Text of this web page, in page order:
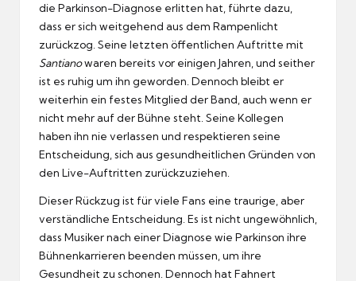
die Parkinson-Diagnose erlitten hat, führte dazu,
dass er sich weitgehend aus dem Rampenlicht
zurückzog. Seine letzten öffentlichen Auftritte mit
Santianowaren bereits vor einigen Jahren, und seither
ist es ruhig um ihn geworden. Dennoch bleibt er
weiterhin ein festes Mitglied der Band, auch wenn er
nicht mehr auf der Bühne steht. Seine Kollegen
haben ihn nie verlassen und respektieren seine
Entscheidung, sich aus gesundheitlichen Gründen von
den Live-Auftritten zurückzuziehen.
Dieser Rückzug ist für viele Fans eine traurige, aber
verständliche Entscheidung. Es ist nicht ungewöhnlich,
dass Musiker nach einer Diagnose wie Parkinson ihre
Bühnenkarrieren beenden müssen, um ihre
Gesundheit zu schonen. Dennoch hat Fahnert